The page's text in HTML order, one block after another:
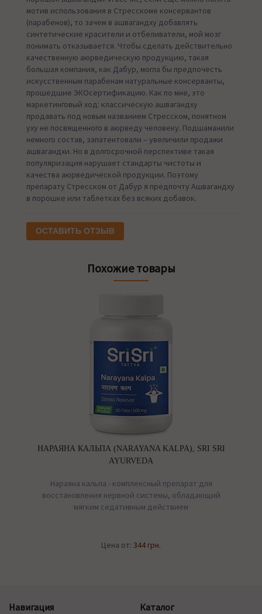
мотив использования в Стресскоме консервантов
(парабенов), то зачем в ашвагандху добавлять
синтетические красители и отбеливатели, мой мозг
понимать отказывается. Чтобы сделать действительно
качественную аюрведическую продукцию, такая
большая компания, как Дабур, могла бы предпочесть
искусственным парабенам натуральные консерванты,
прошедшие ЭКОсертификацию. Как по мне, это
маркетинговый ход: классическую ашвагандху
продавать под новым названием Стресском, понятном
уху не посвященного в аюрведу человеку. Подшаманили
немного состав, запатентовали – увеличили продажи
ашвагандхи. Но в долгосрочной перспективе такая
популяризация нарушает стандарты чистоты и
качества аюрведической продукции. Поэтому
препарату Стресском от Дабур я предпочту Ашвагандху
в порошке или таблетках без всяких добавок.
ОСТАВИТЬ ОТЗЫВ
Похожие товары
НАРАЯНА КАЛЬПА (NARAYANA KALPA), SRI SRI
AYURVEDA
Нараяна кальпа - комплексный препарат для
восстановления нервной системы, обладающий
мягким седативным действием
Цена от: 344 грн.
Навигация Каталог